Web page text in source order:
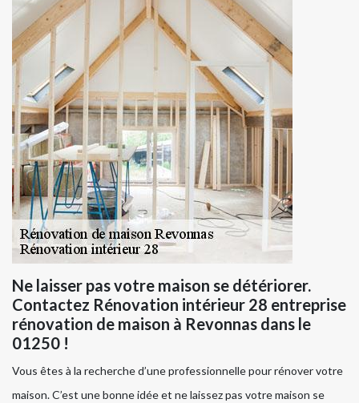
Ne laisser pas votre maison se détériorer.
Contactez Rénovation intérieur 28 entreprise
rénovation de maison à Revonnas dans le
01250 !
Vous êtes à la recherche d’une professionnelle pour rénover votre
maison. C’est une bonne idée et ne laissez pas votre maison se